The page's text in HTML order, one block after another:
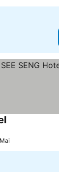
Lihat harga